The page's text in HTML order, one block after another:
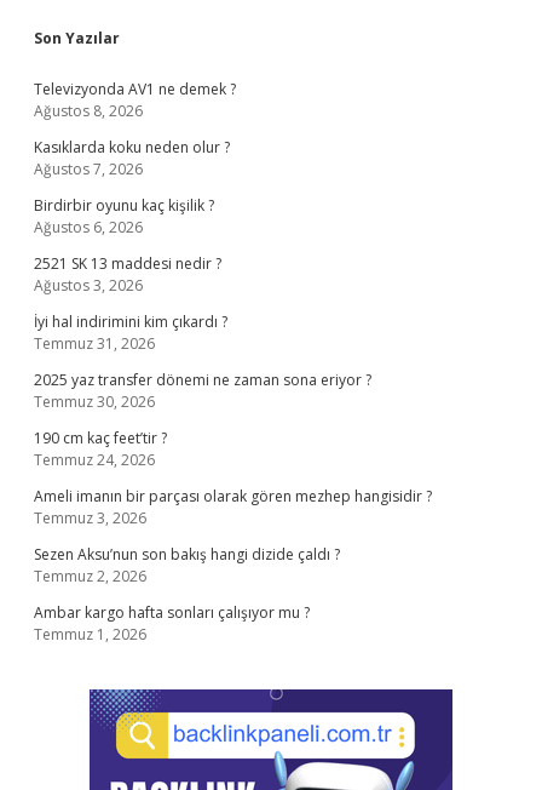
Sidebar
Son Yazılar
Televizyonda AV1 ne demek ?
Ağustos 8, 2026
Kasıklarda koku neden olur ?
Ağustos 7, 2026
Birdirbir oyunu kaç kişilik ?
Ağustos 6, 2026
2521 SK 13 maddesi nedir ?
Ağustos 3, 2026
İyi hal indirimini kim çıkardı ?
Temmuz 31, 2026
2025 yaz transfer dönemi ne zaman sona eriyor ?
Temmuz 30, 2026
190 cm kaç feet’tir ?
Temmuz 24, 2026
Ameli imanın bir parçası olarak gören mezhep hangisidir ?
Temmuz 3, 2026
Sezen Aksu’nun son bakış hangi dizide çaldı ?
Temmuz 2, 2026
Ambar kargo hafta sonları çalışıyor mu ?
Temmuz 1, 2026